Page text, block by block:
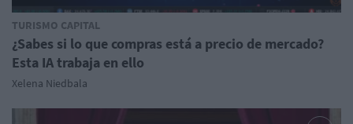
TURISMO CAPITAL
¿Sabes si lo que compras está a precio de mercado?
Esta IA trabaja en ello
Xelena Niedbala